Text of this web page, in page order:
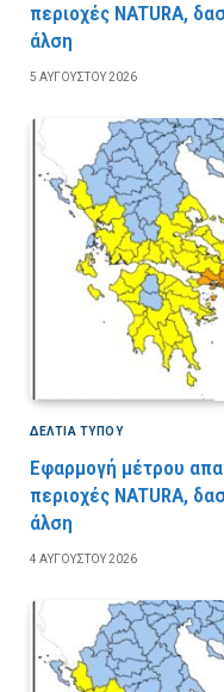
περιοχές NATURA,
άλση
5 ΑΥΓΟΎΣΤΟΥ 2026
ΔΕΛΤΙΑ ΤΥΠΟΥ
Εφαρμογή μέτρου
περιοχές NATURA,
άλση
4 ΑΥΓΟΎΣΤΟΥ 2026